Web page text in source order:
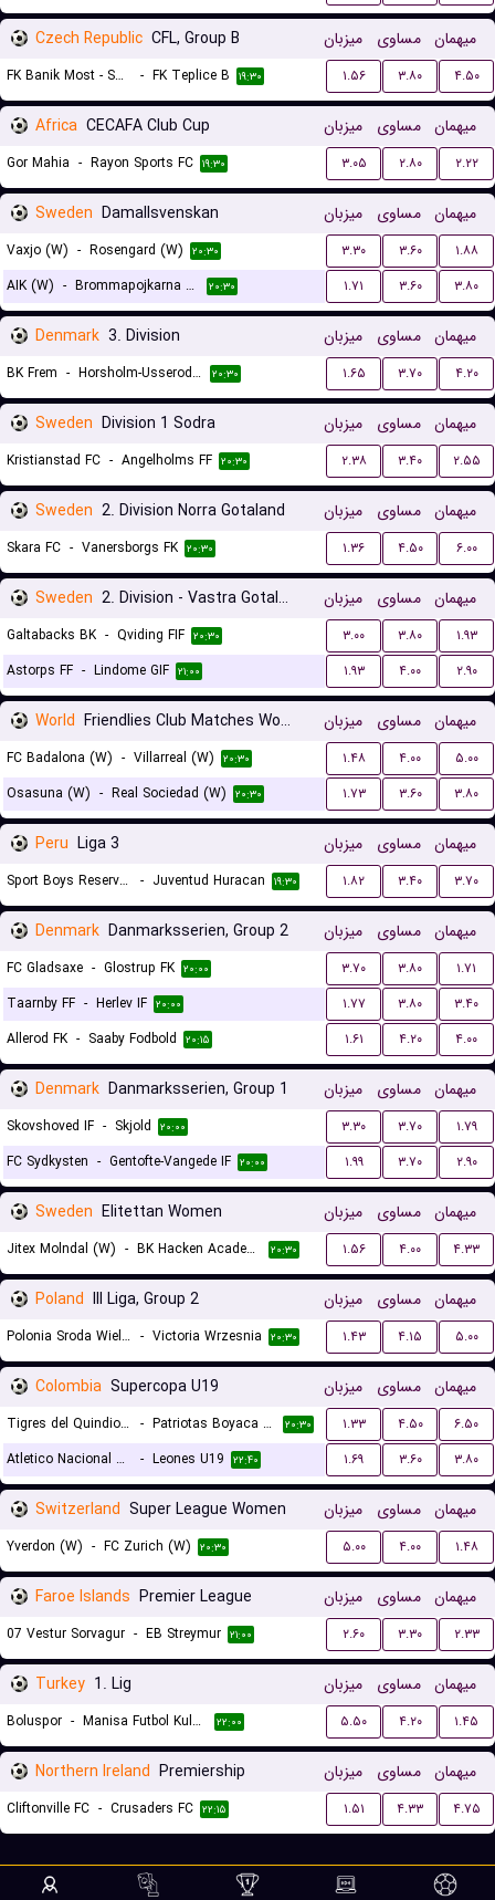
Czech Republic CFL, Group B میزبان مساوی میهمان
FK Banik Most - Sous - FK Teplice B ۱۹:۳۰ ۱.۵۶ ۳.۸۰ ۴.۵۰
Africa CECAFA Club Cup میزبان مساوی میهمان
Gor Mahia - Rayon Sports FC ۱۹:۳۰ ۳.۰۵ ۲.۸۰ ۲.۲۲
Sweden Damallsvenskan میزبان مساوی میهمان
Vaxjo (W) - Rosengard (W) ۲۰:۳۰ ۳.۳۰ ۳.۶۰
۱.۸۸
AIK (W) - Brommapojkarna (W) ۲۰:۳۰ ۱.۷۱ ۳.۶۰ ۳.۸۰
Denmark 3. Division میزبان مساوی میهمان
BK Frem - Horsholm-Usserod IK ۲۰:۳۰ ۱.۶۵ ۳.۷۰ ۴.۲۰
Sweden Division 1 Sodra میزبان مساوی میهمان
Kristianstad FC - Angelholms FF ۲۰:۳۰ ۲.۳۸ ۳.۴۰ ۲.۵۵
Sweden 2. Division Norra Gotaland میزبان مساوی میهمان
Skara FC - Vanersborgs FK ۲۰:۳۰ ۱.۳۶ ۴.۵۰ ۶.۰۰
Sweden 2. Division - Vastra Gotaland میزبان مساوی میهمان
Galtabacks BK - Qviding FIF ۲۰:۳۰ ۳.۰۰ ۳.۸۰
۱.۹۳
Astorps FF - Lindome GIF ۲۱:۰۰ ۱.۹۳ ۴.۰۰ ۲.۹۰
World Friendlies Club Matches Women میزبان مساوی میهمان
FC Badalona (W) - Villarreal (W) ۲۰:۳۰ ۱.۴۸ ۴.۰۰
۵.۰۰
Osasuna (W) - Real Sociedad (W) ۲۰:۳۰ ۱.۷۳ ۳.۶۰ ۳.۸۰
Peru Liga 3 میزبان مساوی میهمان
Sport Boys Reserves - Juventud Huracan ۱۹:۳۰ ۱.۸۲ ۳.۴۰ ۳.۷۰
Denmark Danmarksserien, Group 2 میزبان مساوی میهمان
FC Gladsaxe - Glostrup FK ۲۰:۰۰ ۳.۷۰ ۳.۸۰
۱.۷۱
Taarnby FF - Herlev IF ۲۰:۰۰ ۱.۷۷ ۳.۸۰
۳.۴۰
Allerod FK - Saaby Fodbold ۲۰:۱۵ ۱.۶۱ ۴.۲۰ ۴.۰۰
Denmark Danmarksserien, Group 1 میزبان مساوی میهمان
Skovshoved IF - Skjold ۲۰:۰۰ ۳.۳۰ ۳.۷۰
۱.۷۹
FC Sydkysten - Gentofte-Vangede IF ۲۰:۰۰ ۱.۹۹ ۳.۷۰ ۲.۹۰
Sweden Elitettan Women میزبان مساوی میهمان
Jitex Molndal (W) - BK Hacken Academy (W) ۲۰:۳۰ ۱.۵۶ ۴.۰۰ ۴.۳۳
Poland III Liga, Group 2 میزبان مساوی میهمان
Polonia Sroda Wielkopolska - Victoria Wrzesnia ۲۰:۳۰ ۱.۴۳ ۴.۱۵ ۵.۰۰
Colombia Supercopa U19 میزبان مساوی میهمان
Tigres del Quindio U19 - Patriotas Boyaca U19 ۲۰:۳۰ ۱.۳۳ ۴.۵۰
۶.۵۰
Atletico Nacional Medellin U19
- Leones U19 ۲۲:۴۰ ۱.۶۹ ۳.۶۰ ۳.۸۰
Switzerland Super League Women میزبان مساوی میهمان
Yverdon (W) - FC Zurich (W) ۲۰:۳۰ ۵.۰۰ ۴.۰۰ ۱.۴۸
Faroe Islands Premier League میزبان مساوی میهمان
07 Vestur Sorvagur - EB Streymur ۲۱:۰۰ ۲.۶۰ ۳.۳۰ ۲.۳۳
Turkey 1. Lig میزبان مساوی میهمان
Boluspor - Manisa Futbol Kulubu ۲۲:۰۰ ۵.۵۰ ۴.۲۰ ۱.۴۵
Northern Ireland Premiership میزبان مساوی میهمان
Cliftonville FC - Crusaders FC ۲۲:۱۵ ۱.۵۱ ۴.۳۳ ۴.۷۵